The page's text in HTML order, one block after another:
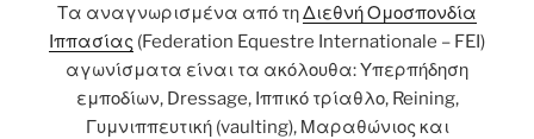
Τα αναγνωρισμένα από τηΔιεθνή Ομοσπονδία
Ιππασίας (Federation Equestre Internationale – FEI)
αγωνίσματα είναι τα ακόλουθα: Υπερπήδηση
εμποδίων, Dressage, Ιππικό τρίαθλο, Reining,
Γυμνιππευτική (vaulting), Μαραθώνιος και